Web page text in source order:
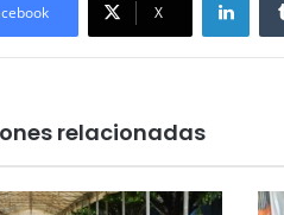
X
relacionadas